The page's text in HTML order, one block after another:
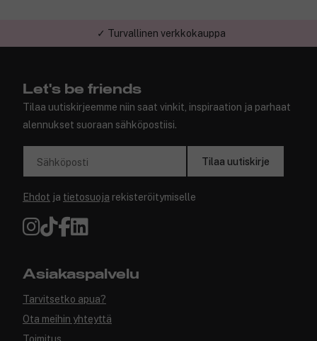
✓ Turvallinen verkkokauppa
Let's be friends
Tilaa uutiskirjeemme niin saat vinkit, inspiraation ja parhaat
alennukset suoraan sähköpostiisi.
Sähköposti Tilaa uutiskirje
Ehdot ja tietosuoja rekisteröitymiselle
Asiakaspalvelu
Tarvitsetko apua?
Ota meihin yhteyttä